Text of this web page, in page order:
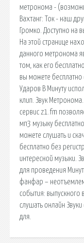
метронома -
Вахтанг: Ток - наш
Громко. Доступно на
На этой странице
данного метронома
том, как его
вы можете бесплатно
Ударов В Минуту
клип. Звук
сервис z1.fm
мп3 музыку
можете слушать и
бесплатно без
интересной музыки.
для проведения
фанфар –
события: выпускного
слушать онлайн
для.